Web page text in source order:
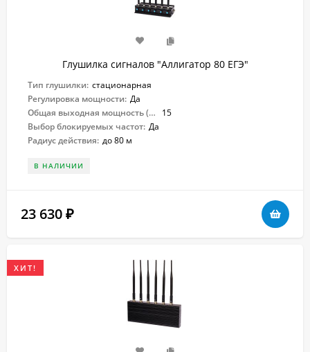
Глушилка сигналов "Аллигатор 80 ЕГЭ"
Тип глушилки: стационарная
Регулировка мощности: Да
Общая выходная мощность (Вт):
15
Выбор блокируемых частот: Да
Радиус действия: до 80 м
В НАЛИЧИИ
23 630 ₽
ХИТ!